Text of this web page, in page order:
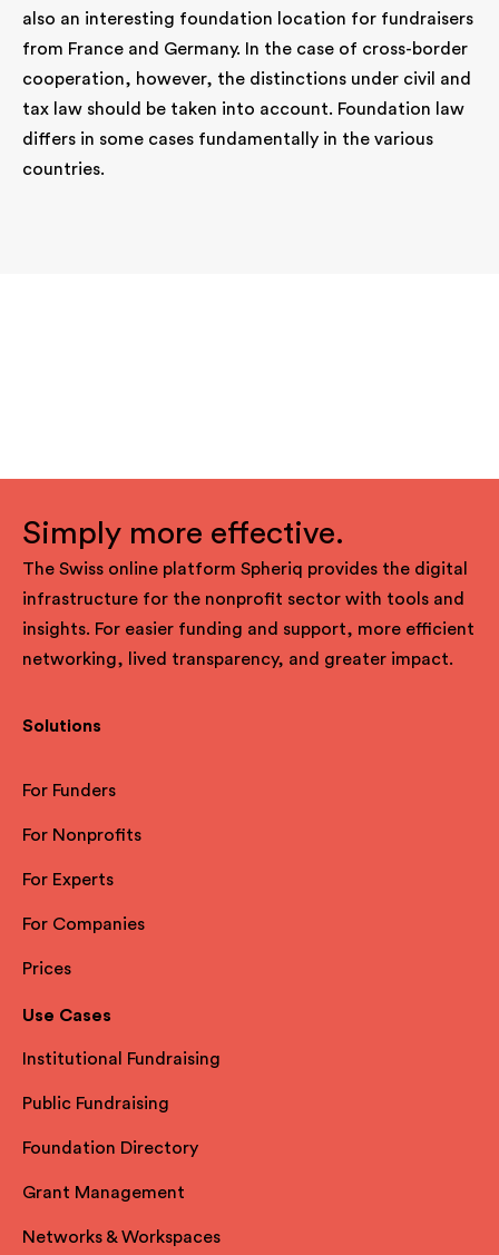
also an interesting foundation location for fundraisers
from France and Germany. In the case of cross-border
cooperation, however, the distinctions under civil and
tax law should be taken into account. Foundation law
differs in some cases fundamentally in the various
countries.
Simply more effective.
The Swiss online platform Spheriq provides the digital
infrastructure for the nonprofit sector with tools and
insights. For easier funding and support, more efficient
networking, lived transparency, and greater impact.
Solutions
For Funders
For Nonprofits
For Experts
For Companies
Prices
Use Cases
Institutional Fundraising
Public Fundraising
Foundation Directory
Grant Management
Networks & Workspaces